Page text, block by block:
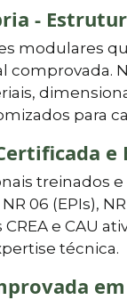
-
modulares
comprovada.
para
e
treinados
06 (EPIs),
CREA e CAU
técnica.